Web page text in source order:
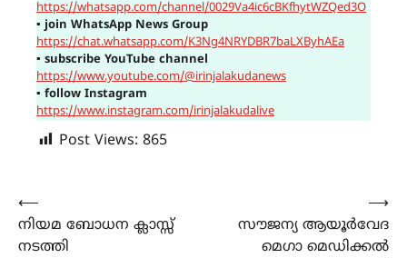
https://whatsapp.com/channel/0029Va4ic6cBKfhytWZQed3O
▪join WhatsApp News Group
https://chat.whatsapp.com/K3Ng4NRYDBR7baLXByhAEa
▪ subscribe YouTube channel
https://www.youtube.com/@irinjalakudanews
▪ follow Instagram
https://www.instagram.com/irinjalakudalive
Post Views: 865
Post
navigation
⟵
നിയമ ബോധന ക്ലാസ്സ്
നടത്തി
സൗജന്യ ആയൂർവേദ
മെഗാ മെഡിക്കൽ
⟶